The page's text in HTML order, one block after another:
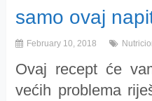
samo ovaj
February 10, 2018
Ovaj recept će
većih problema